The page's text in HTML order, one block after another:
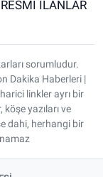
RESMİ İLANLAR
sorumludur.
Dakika Haberleri |
linkler ayrı bir
yazıları ve
dahi, herhangi bir